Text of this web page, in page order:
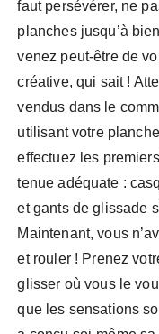
faut persévérer, ne
planches jusqu’à
venez peut-être de
créative, qui sait !
vendus dans le
utilisant votre
effectuez les
tenue adéquate :
et gants de glissade
Maintenant, vous
et rouler ! Prenez
glisser où vous le
que les sensations